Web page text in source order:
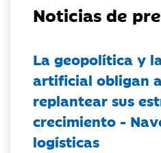
Noticias de
La geopolítica y
artificial obligan
replantear sus
crecimiento -
logísticas